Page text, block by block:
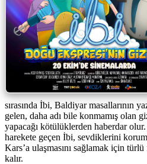
sırasında İbi, Baldiyar masallarının
gelen, daha adı bile konmamış olan
yapacağı kötülüklerden haberdar
harekete geçen İbi, sevdiklerini
Kars’a ulaşmasını sağlamak için
kalır.